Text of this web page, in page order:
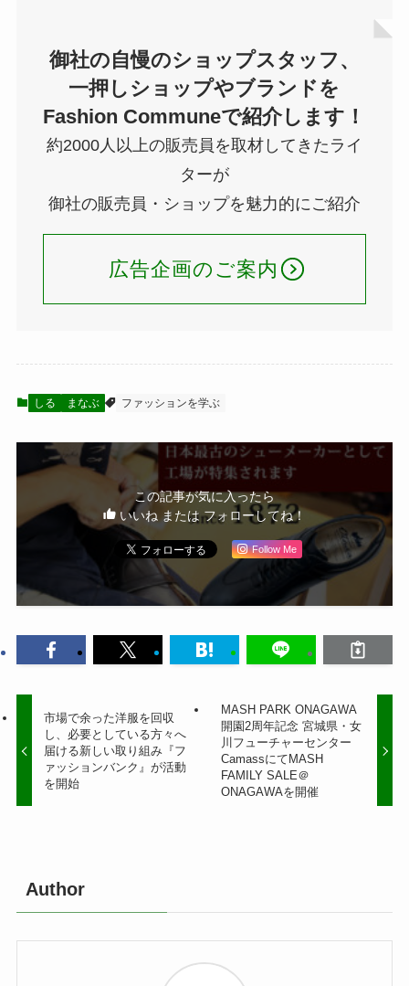
御社の自慢のショップスタッフ、
一押しショップやブランドを
Fashion Communeで紹介します！
約2000人以上の販売員を取材してきたライ
ターが
御社の販売員・ショップを魅力的にご紹介
広告企画のご案内
しる まなぶ ファッションを学ぶ
この記事が気に入ったら
いいね または フォローしてね！
Follow Me
市場で余った洋服を回収
し、必要としている方々へ
届ける新しい取り組み『フ
ァッションバンク』が活動
を開始
MASH PARK ONAGAWA
開園2周年記念 宮城県・女
川フューチャーセンター
CamassにてMASH
FAMILY SALE＠
ONAGAWAを開催
Author